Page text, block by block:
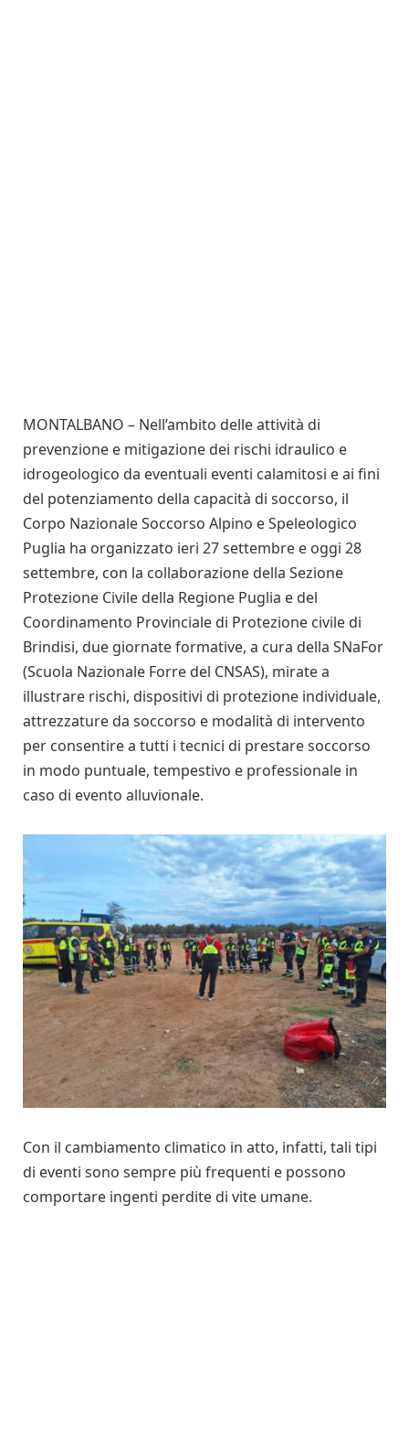
MONTALBANO – Nell’ambito delle attività di
prevenzione e mitigazione dei rischi idraulico e
idrogeologico da eventuali eventi calamitosi e ai fini
del potenziamento della capacità di soccorso, il
Corpo Nazionale Soccorso Alpino e Speleologico
Puglia ha organizzato ieri 27 settembre e oggi 28
settembre, con la collaborazione della Sezione
Protezione Civile della Regione Puglia e del
Coordinamento Provinciale di Protezione civile di
Brindisi, due giornate formative, a cura della SNaFor
(Scuola Nazionale Forre del CNSAS), mirate a
illustrare rischi, dispositivi di protezione individuale,
attrezzature da soccorso e modalità di intervento
per consentire a tutti i tecnici di prestare soccorso
in modo puntuale, tempestivo e professionale in
caso di evento alluvionale.
Con il cambiamento climatico in atto, infatti, tali tipi
di eventi sono sempre più frequenti e possono
comportare ingenti perdite di vite umane.